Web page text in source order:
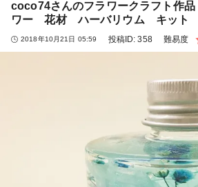
coco74さんのフラワークラフト作品
ワー 花材 ハーバリウム キット
2018年10月21日 05:59 投稿ID:358 難易度